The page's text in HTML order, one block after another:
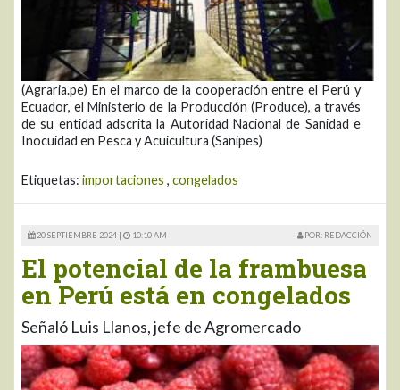
(Agraria.pe) En el marco de la cooperación entre el Perú y
Ecuador, el Ministerio de la Producción (Produce), a través
de su entidad adscrita la Autoridad Nacional de Sanidad e
Inocuidad en Pesca y Acuicultura (Sanipes)
Etiquetas: importaciones , congelados
20 SEPTIEMBRE 2024 | 10:10 AM POR: REDACCIÓN
El potencial de la frambuesa
en Perú está en congelados
Señaló Luis Llanos, jefe de Agromercado